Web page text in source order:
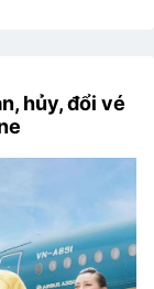
hủy, đổi vé